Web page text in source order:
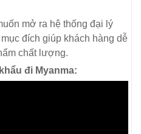
mở ra hệ thống đại lý
đích giúp khách hàng dễ
chất lượng.
đi Myanma: